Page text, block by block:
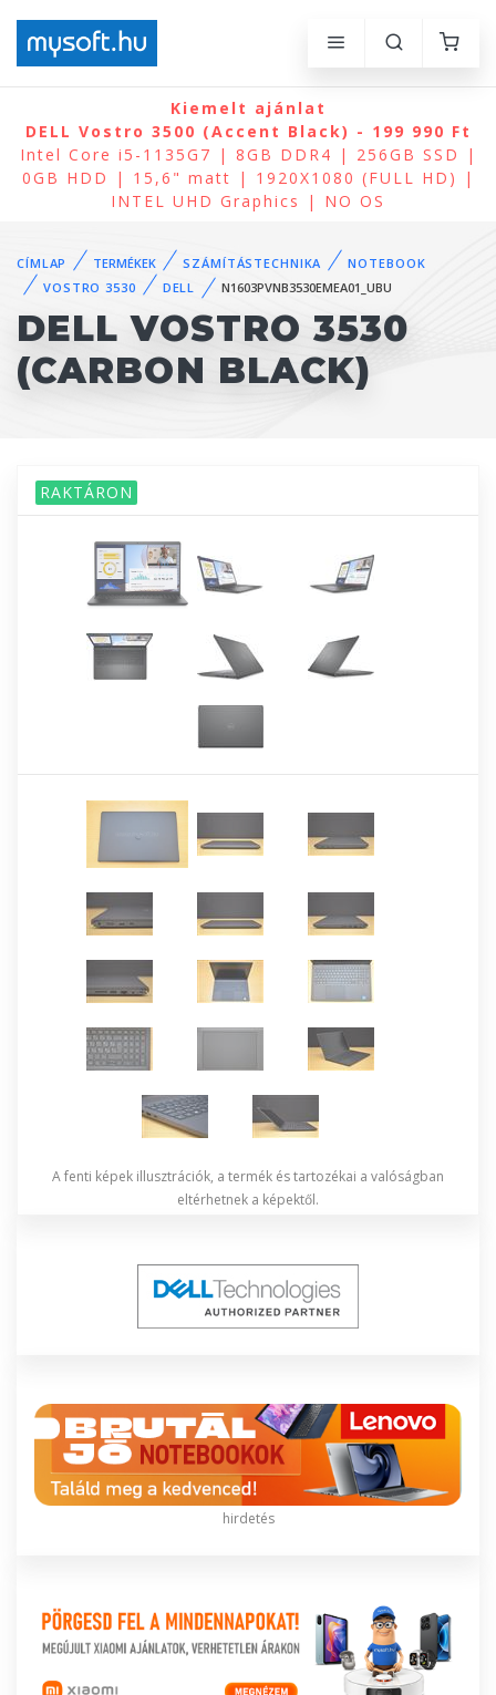
Kiemelt ajánlat
DELL Vostro 3500 (Accent Black) - 199 990 Ft
Intel Core i5-1135G7 | 8GB DDR4 | 256GB SSD |
0GB HDD | 15,6" matt | 1920X1080 (FULL HD) |
INTEL UHD Graphics | NO OS
CÍMLAP TERMÉKEK SZÁMÍTÁSTECHNIKA
NOTEBOOK
VOSTRO 3530
DELL N1603PVNB3530EMEA01_UBU
DELL VOSTRO 3530
(CARBON BLACK)
RAKTÁRON
A fenti képek illusztrációk, a termék és tartozékai a valóságban
eltérhetnek a képektől.
hirdetés